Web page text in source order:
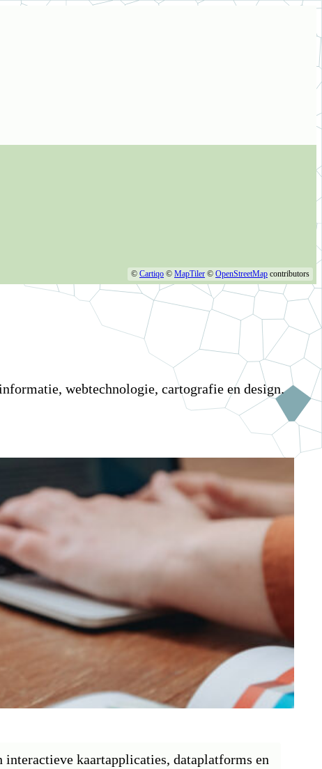
© Cartiqo © MapTiler © OpenStreetMap contributors
webtechnologie, cartografie en design.
kaartapplicaties, dataplatforms en